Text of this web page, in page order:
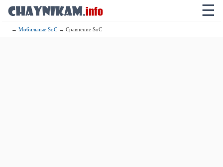
☰
→Мобильные SoC → Сравнение SoC